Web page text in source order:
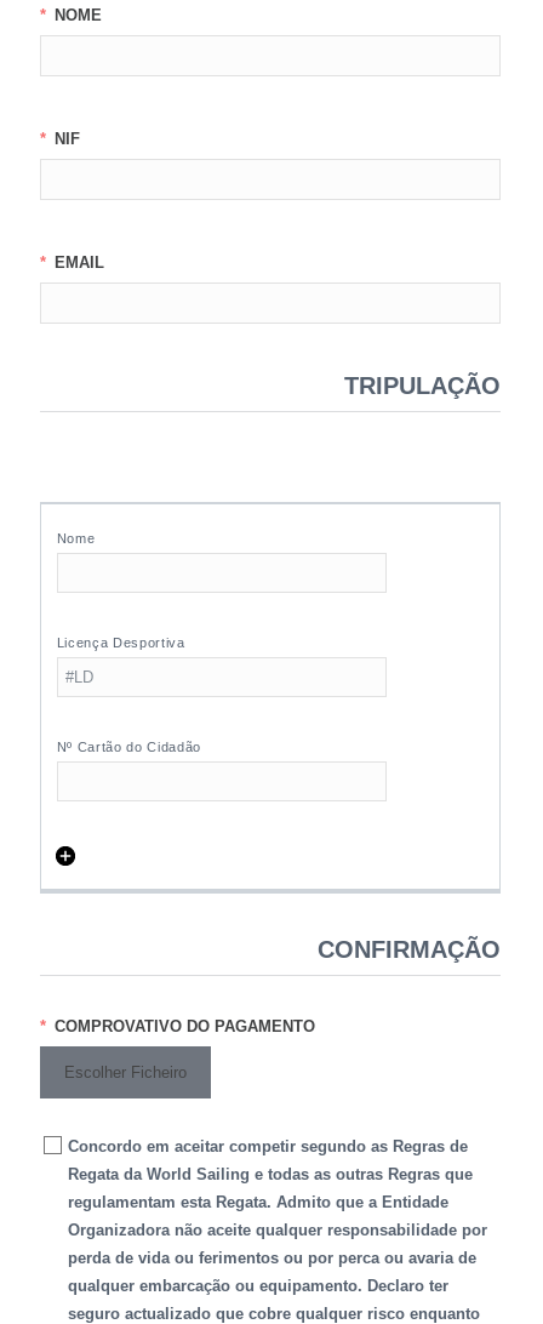
NOME
NIF
EMAIL
TRIPULAÇÃO
CONFIRMAÇÃO
COMPROVATIVO DO PAGAMENTO
Escolher Ficheiro
Concordo em aceitar competir segundo as Regras de
Regata da World Sailing e todas as outras Regras que
regulamentam esta Regata. Admito que a Entidade
Organizadora não aceite qualquer responsabilidade por
perda de vida ou ferimentos ou por perca ou avaria de
qualquer embarcação ou equipamento. Declaro ter
seguro actualizado que cobre qualquer risco enquanto